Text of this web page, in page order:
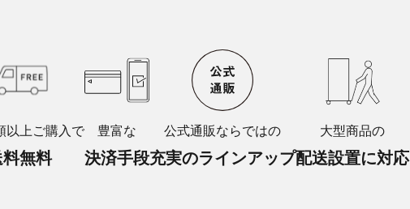
以上ご購入で
料無料
豊富な
決済手段
公式通販ならではの
充実のラインアップ
大型商品の
配送設置に対応